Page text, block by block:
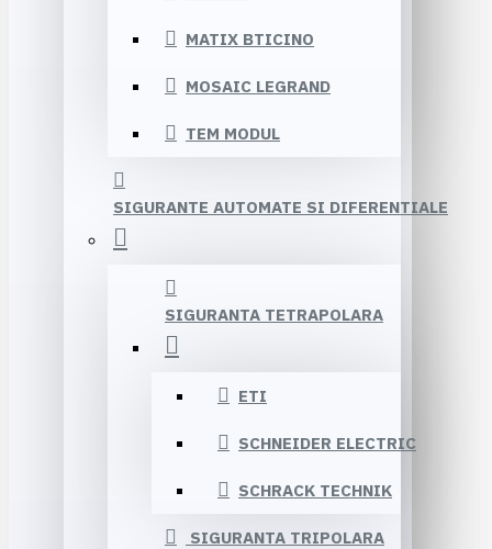
MATIX BTICINO
MOSAIC LEGRAND
TEM MODUL
SIGURANTE AUTOMATE SI DIFERENTIALE
SIGURANTA TETRAPOLARA
ETI
SCHNEIDER ELECTRIC
SCHRACK TECHNIK
SIGURANTA TRIPOLARA